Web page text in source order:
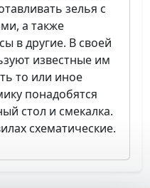
зелья с
а также
в другие. В своей
известные им
то или иное
понадобятся
стол и смекалка.
схематические.